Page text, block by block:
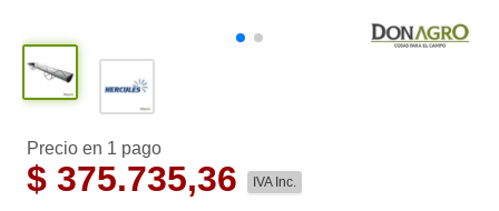
Precio en 1 pago
$375.735,36 IVA Inc.